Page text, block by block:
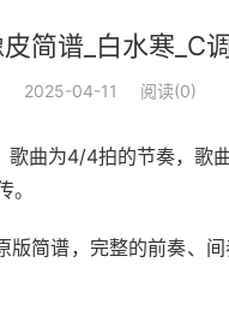
简谱_白水寒_C
2025-04-11 阅读(0)
歌曲为4/4拍的节奏，歌
版简谱，完整的前奏、